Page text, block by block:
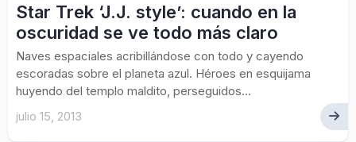
Star Trek ‘J.J. style’: cuando en la
oscuridad se ve todo más claro
Naves espaciales acribillándose con todo y cayendo
escoradas sobre el planeta azul. Héroes en esquijama
huyendo del templo maldito, perseguidos...
julio 15, 2013